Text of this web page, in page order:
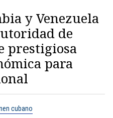
y Venezuela
de
prestigiosa
para
cubano